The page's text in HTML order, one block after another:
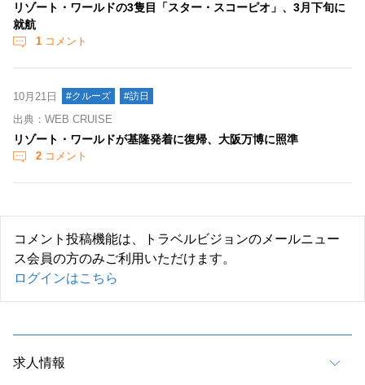
リゾート・ワールドの3隻目「スター・スコーピオ」、3月下旬に
就航
1 コメント
10月21日 #クルーズ #訪日
出典：WEB CRUISE
リゾート・ワールドが基隆発着に復帰、大阪万博に照準
2 コメント
コメント投稿機能は、トラベルビジョンのメールニュー
ス会員の方のみご利用いただけます。
ログインはこちら
求人情報